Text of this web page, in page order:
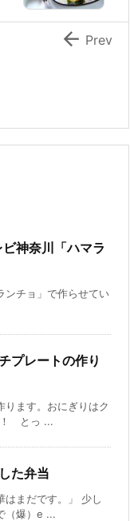
 Prev
神奈川「ハマラ
ンチョ」で作らせてい
プレートの作り
ります。おにぎりはク
！ とっ ...
た弁当
はまだです。」 少し
（爆）e ...